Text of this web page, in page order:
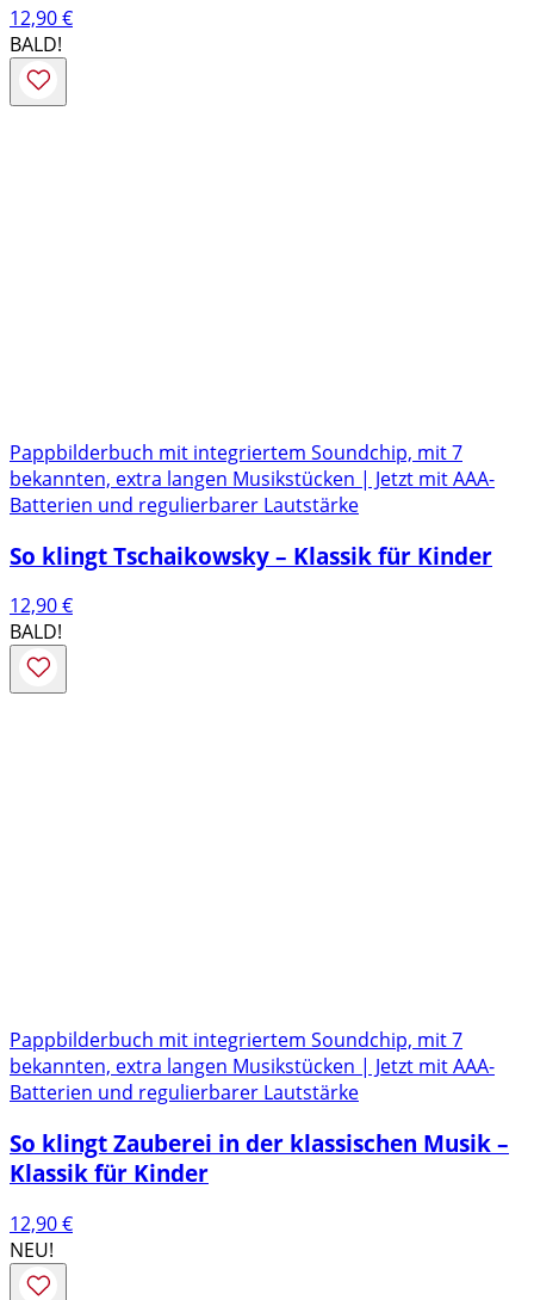
12,90€
BALD!
Pappbilderbuch mit integriertem Soundchip, mit 7
bekannten, extra langen Musikstücken | Jetzt mit AAA-
Batterien und regulierbarer Lautstärke
So klingt Tschaikowsky – Klassik für Kinder
12,90€
BALD!
Pappbilderbuch mit integriertem Soundchip, mit 7
bekannten, extra langen Musikstücken | Jetzt mit AAA-
Batterien und regulierbarer Lautstärke
So klingt Zauberei in der klassischen Musik –
Klassik für Kinder
12,90€
NEU!